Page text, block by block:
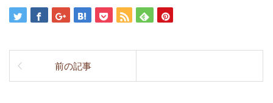
前の記事